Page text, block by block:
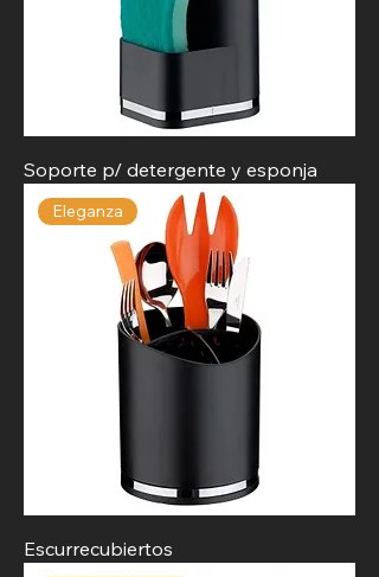
Soporte p/ detergente y esponja
Eleganza
Escurrecubiertos